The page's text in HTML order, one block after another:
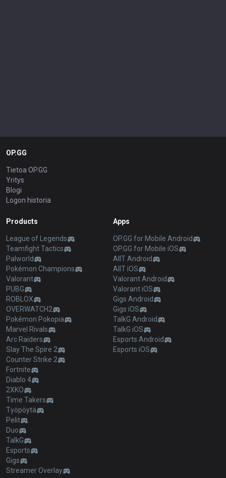
OP.GG
Tietoa OP.GG
Yritys
Blogi
Logon historia
Products
League of Legends
Teamfight Tactics
Palworld
Pokémon Champions
Valorant
PUBG
ROBLOX
OVERWATCH2
Pokémon Pokopia
Marvel Rivals
Arc Raiders
Slay The Spire 2
Counter Strike 2
Fortnite
Diablo 4
2XKO
Time Takers
Työpöytä
Pelit
Duo
TalkG
Esports
Gigs
Streamer Overlay
Apps
OP.GG for Mobile Android
OP.GG for Mobile iOS
AllT Android
AllT iOS
Valorant Android
Valorant iOS
Gigs Android
Gigs iOS
TalkG Android
TalkG iOS
Esports Android
Esports iOS